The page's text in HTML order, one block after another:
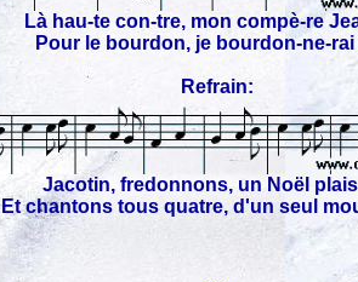
Là hau-te con-tre, mon compè-re
Pour le bourdon, je bourdon-ne-rai
Refrain:
Jacotin, fredonnons, un Noël
Et chantons tous quatre, d'un seul